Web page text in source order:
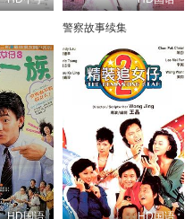
警察故事续集
HD国语 HD国语